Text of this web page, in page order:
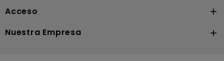
Acceso 
Nuestra Empresa 